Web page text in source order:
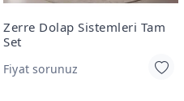
Zerre Dolap Sistemleri Tam
Set
Fiyat sorunuz